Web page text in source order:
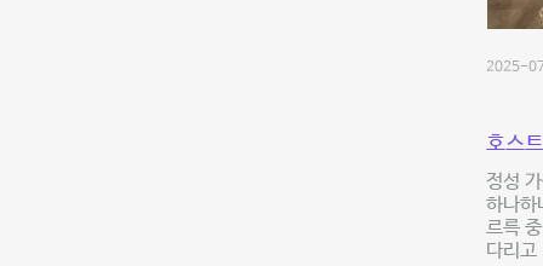
2025-
호스
정성
하나하
르륵
다리